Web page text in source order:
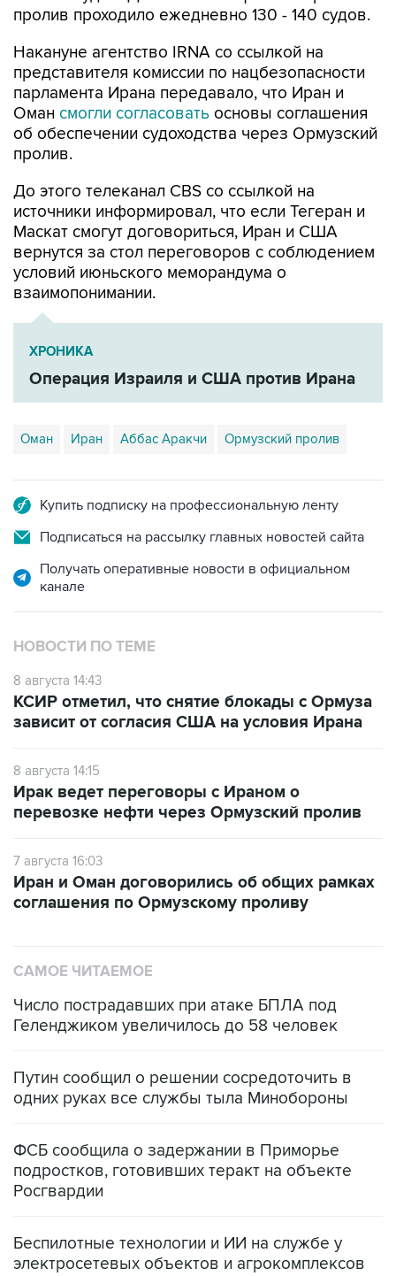
пролив проходило ежедневно 130 - 140 судов.
Накануне агентство IRNA со ссылкой на
представителя комиссии по нацбезопасности
парламента Ирана передавало, что Иран и
Оман смогли согласовать основы соглашения
об обеспечении судоходства через Ормузский
пролив.
До этого телеканал CBS со ссылкой на
источники информировал, что если Тегеран и
Маскат смогут договориться, Иран и США
вернутся за стол переговоров с соблюдением
условий июньского меморандума о
взаимопонимании.
ХРОНИКА
Операция Израиля и США против Ирана
Оман Иран Аббас Аракчи Ормузский пролив
Купить подписку на профессиональную ленту
Подписаться на рассылку главных новостей сайта
Получать оперативные новости в официальном
канале
НОВОСТИ ПО ТЕМЕ
8 августа 14:43
КСИР отметил, что снятие блокады с Ормуза
зависит от согласия США на условия Ирана
8 августа 14:15
Ирак ведет переговоры с Ираном о
перевозке нефти через Ормузский пролив
7 августа 16:03
Иран и Оман договорились об общих рамках
соглашения по Ормузскому проливу
САМОЕ ЧИТАЕМОЕ
Число пострадавших при атаке БПЛА под
Геленджиком увеличилось до 58 человек
Путин сообщил о решении сосредоточить в
одних руках все службы тыла Минобороны
ФСБ сообщила о задержании в Приморье
подростков, готовивших теракт на объекте
Росгвардии
Беспилотные технологии и ИИ на службе у
электросетевых объектов и агрокомплексов